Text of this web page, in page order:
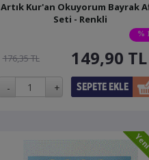
%
Artık Kur'an Okuyorum Bayrak
Seti - Renkli
176,35 TL 149,90 TL